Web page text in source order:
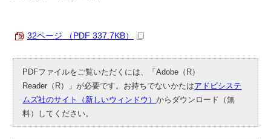
32ページ （PDF 337.7KB）
PDFファイルをご覧いただくには、「Adobe（R）
Reader（R）」が必要です。お持ちでないかたはアドビシステ
ムズ社のサイト（新しいウィンドウ）からダウンロード（無
料）してください。